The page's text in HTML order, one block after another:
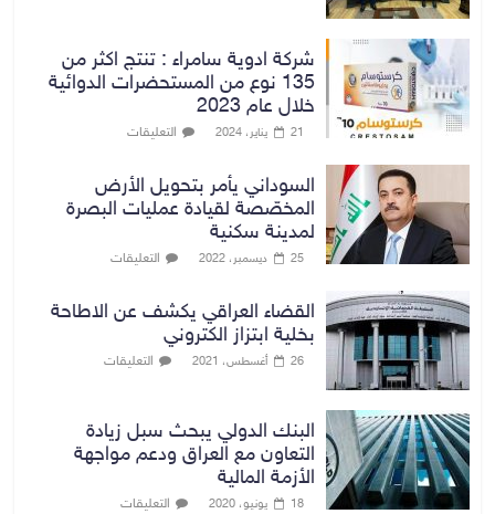
شركة ادوية سامراء : تنتج اكثر من
135 نوع من المستحضرات الدوائية
خلال عام 2023
21 يناير، 2024 التعليقات
السوداني يأمر بتحويل الأرض
المخصّصة لقيادة عمليات البصرة
لمدينة سكنية
25 ديسمبر، 2022 التعليقات
القضاء العراقي يكشف عن الاطاحة
بخلية ابتزاز الكتروني
26 أغسطس، 2021 التعليقات
البنك الدولي يبحث سبل زيادة
التعاون مع العراق ودعم مواجهة
الأزمة المالية
18 يونيو، 2020 التعليقات